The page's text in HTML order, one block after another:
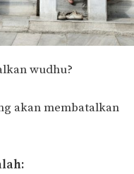
wudhu?
akan membatalkan